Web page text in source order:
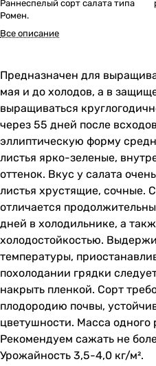
Раннеспелый сорт салата типа
Ромен.
Все описание
Предназначен для
мая и до холодов, а в
выращиваться
через 55 дней после
эллиптическую форму
листья ярко-зеленые,
оттенок. Вкус у салата
листья хрустящие, сочные.
отличается
дней в холодильнике, а
холодостойкостью.
температуры,
похолодании грядки
накрыть пленкой. Сорт
плодородию почвы,
цветушности. Масса одного
Рекомендуем сажать не
Урожайность 3,5-4,0 кг/м².